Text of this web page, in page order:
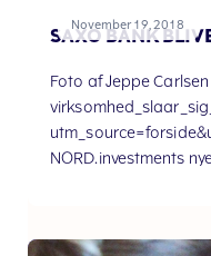
November 19, 2018
SAXO BANK
Foto af Jeppe
NORD.investments